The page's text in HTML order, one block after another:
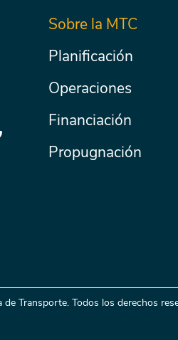
Menú
principal
Sobre la MTC
Planificación
Operaciones
Financiación
Propugnación
Transporte. Todos los derechos